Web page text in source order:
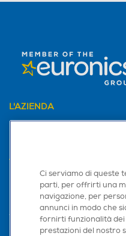
L'AZIENDA
AREA CLIENTI
PRIVACY
Ci serviamo di queste
parti, per offrirti una
navigazione, per
annunci in modo che
fornirti funzionalità dei
prestazioni del nostro